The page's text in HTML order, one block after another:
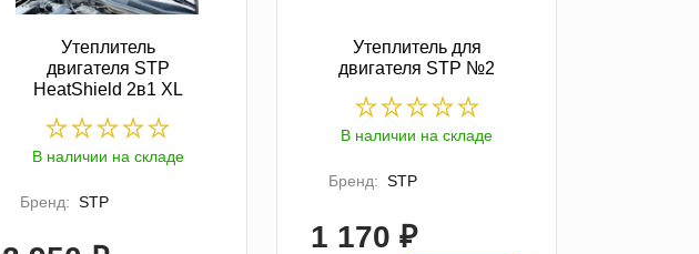
Утеплитель
двигателя STP
HeatShield 2в1 XL
В наличии на складе
Бренд: STP
Утеплитель для
двигателя STP №2
В наличии на складе
Бренд: STP
1 170 ₽